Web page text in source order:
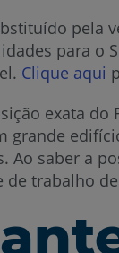
pela
para o
Clique aqui
exata do
grande
Ao saber a
de trabalho